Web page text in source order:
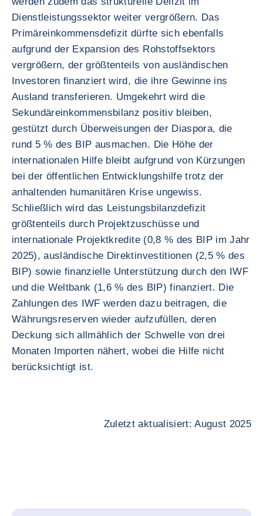
Dienstleistungssektor weiter vergrößern. Das
Primäreinkommensdefizit dürfte sich ebenfalls
aufgrund der Expansion des Rohstoffsektors
vergrößern, der größtenteils von ausländischen
Investoren finanziert wird, die ihre Gewinne ins
Ausland transferieren. Umgekehrt wird die
Sekundäreinkommensbilanz positiv bleiben,
gestützt durch Überweisungen der Diaspora, die
rund 5 % des BIP ausmachen. Die Höhe der
internationalen Hilfe bleibt aufgrund von Kürzungen
bei der öffentlichen Entwicklungshilfe trotz der
anhaltenden humanitären Krise ungewiss.
Schließlich wird das Leistungsbilanzdefizit
größtenteils durch Projektzuschüsse und
internationale Projektkredite (0,8 % des BIP im Jahr
2025), ausländische Direktinvestitionen (2,5 % des
BIP) sowie finanzielle Unterstützung durch den IWF
und die Weltbank (1,6 % des BIP) finanziert. Die
Zahlungen des IWF werden dazu beitragen, die
Währungsreserven wieder aufzufüllen, deren
Deckung sich allmählich der Schwelle von drei
Monaten Importen nähert, wobei die Hilfe nicht
berücksichtigt ist.
Zuletzt aktualisiert: August 2025